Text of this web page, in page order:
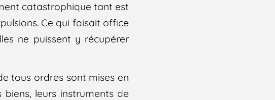
catastrophique tant est
Ce qui faisait office
ne puissent y récupérer
tous ordres sont mises en
leurs instruments de